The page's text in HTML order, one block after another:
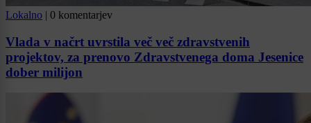
Lokalno | 0 komentarjev
Vlada v načrt uvrstila več več zdravstvenih
projektov, za prenovo Zdravstvenega doma Jesenice
dober milijon